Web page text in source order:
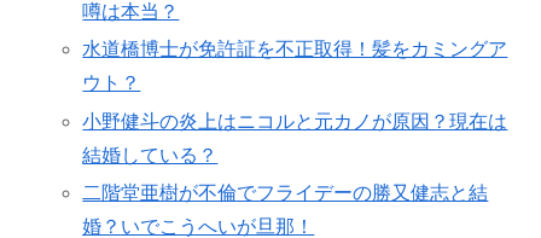
噂は本当？
水道橋博士が免許証を不正取得！髪をカミングア
ウト？
小野健斗の炎上はニコルと元カノが原因？現在は
結婚している？
二階堂亜樹が不倫でフライデーの勝又健志と結
婚？いでこうへいが旦那！